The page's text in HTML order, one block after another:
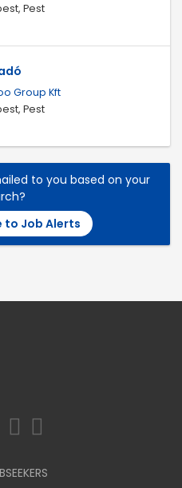
Pest
Group Kft
Pest
to you based on your
to Job Alerts